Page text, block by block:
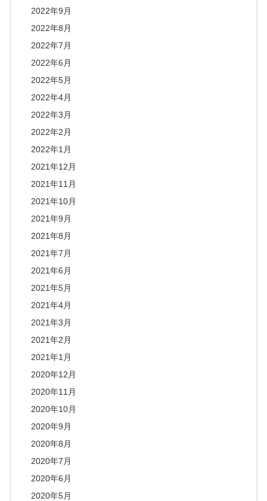
2022年9月
2022年8月
2022年7月
2022年6月
2022年5月
2022年4月
2022年3月
2022年2月
2022年1月
2021年12月
2021年11月
2021年10月
2021年9月
2021年8月
2021年7月
2021年6月
2021年5月
2021年4月
2021年3月
2021年2月
2021年1月
2020年12月
2020年11月
2020年10月
2020年9月
2020年8月
2020年7月
2020年6月
2020年5月